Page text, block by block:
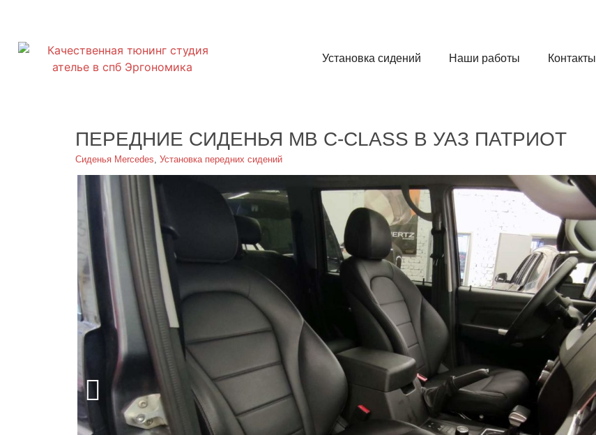
Установка сидений Наши работы Контакты
ПЕРЕДНИЕ СИДЕНЬЯ MB C-CLASS В УАЗ ПАТРИОТ
Сиденья Mercedes, Установка передних сидений